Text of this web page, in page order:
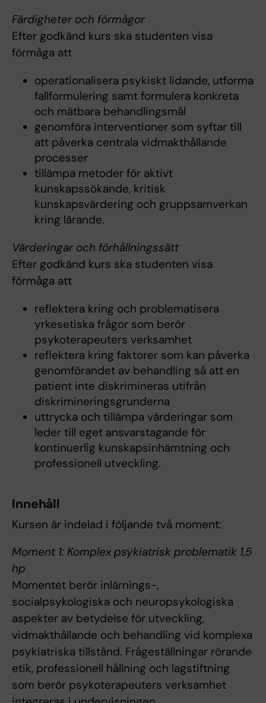
Färdigheter och förmågor
Efter godkänd kurs ska studenten visa
förmåga att
operationalisera psykiskt lidande, utforma
fallformulering samt formulera konkreta
och mätbara behandlingsmål
genomföra interventioner som syftar till
att påverka centrala vidmakthållande
processer
tillämpa metoder för aktivt
kunskapssökande, kritisk
kunskapsvärdering och gruppsamverkan
kring lärande.
Värderingar och förhållningssätt
Efter godkänd kurs ska studenten visa
förmåga att
reflektera kring och problematisera
yrkesetiska frågor som berör
psykoterapeuters verksamhet
reflektera kring faktorer som kan påverka
genomförandet av behandling så att en
patient inte diskrimineras utifrån
diskrimineringsgrunderna
uttrycka och tillämpa värderingar som
leder till eget ansvarstagande för
kontinuerlig kunskapsinhämtning och
professionell utveckling.
Innehåll
Kursen är indelad i följande två moment:
Moment 1: Komplex psykiatrisk problematik 1,5
hp
Momentet berör inlärnings-,
socialpsykologiska och neuropsykologiska
aspekter av betydelse för utveckling,
vidmakthållande och behandling vid komplexa
psykiatriska tillstånd. Frågeställningar rörande
etik, professionell hållning och lagstiftning
som berör psykoterapeuters verksamhet